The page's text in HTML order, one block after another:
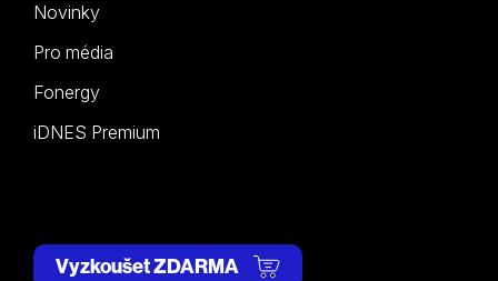
Novinky
Pro média
Fonergy
iDNES Premium
Vyzkoušet ZDARMA